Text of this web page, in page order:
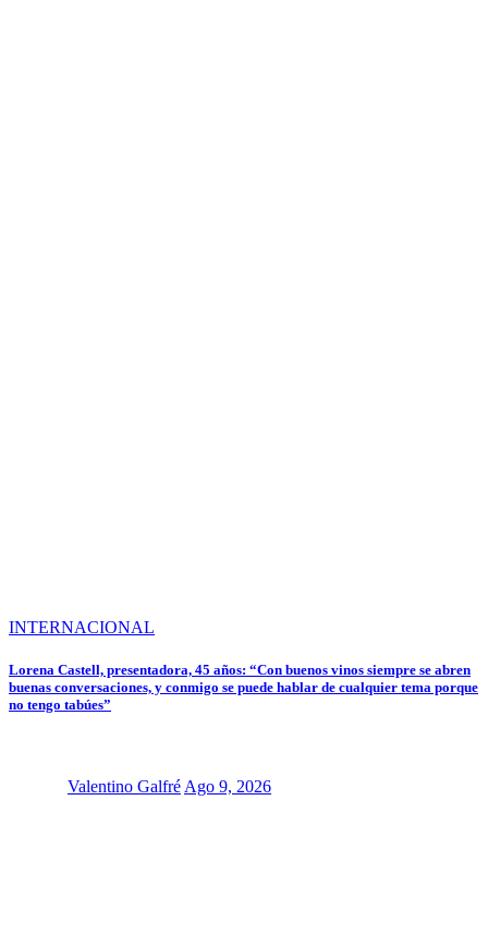
INTERNACIONAL
Lorena Castell, presentadora, 45 años: “Con buenos vinos siempre se abren
buenas conversaciones, y conmigo se puede hablar de cualquier tema porque
no tengo tabúes”
Valentino GalfréAgo 9, 2026